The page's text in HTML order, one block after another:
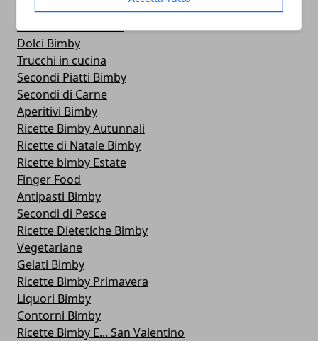
Primi Piatti Bimby
Golosità Dal Mondo
Dolci Bimby
Trucchi in cucina
Secondi Piatti Bimby
Secondi di Carne
Aperitivi Bimby
Ricette Bimby Autunnali
Ricette di Natale Bimby
Ricette bimby Estate
Finger Food
Antipasti Bimby
Secondi di Pesce
Ricette Dietetiche Bimby
Vegetariane
Gelati Bimby
Ricette Bimby Primavera
Liquori Bimby
Contorni Bimby
Ricette Bimby E... San Valentino